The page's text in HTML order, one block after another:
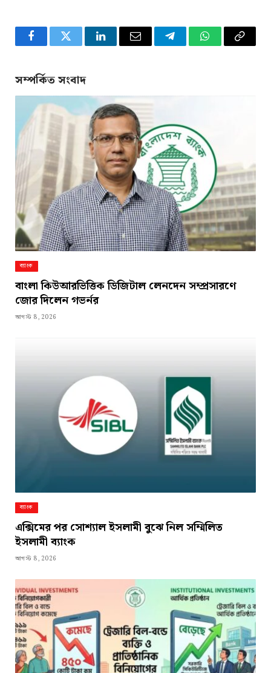
FacebookTwitter LinkedInEmail TelegramWhatsApp
Copy
সম্পর্কিত সংবাদ
ব্যাংক
বাংলা কিউআরভিত্তিক ডিজিটাল লেনদেন সম্প্রসারণে
জোর দিলেন গভর্নর
আগস্ট 8, 2026
ব্যাংক
এক্সিমের পর সোশ্যাল ইসলামী বুঝে নিল সম্মিলিত
ইসলামী ব্যাংক
আগস্ট 8, 2026